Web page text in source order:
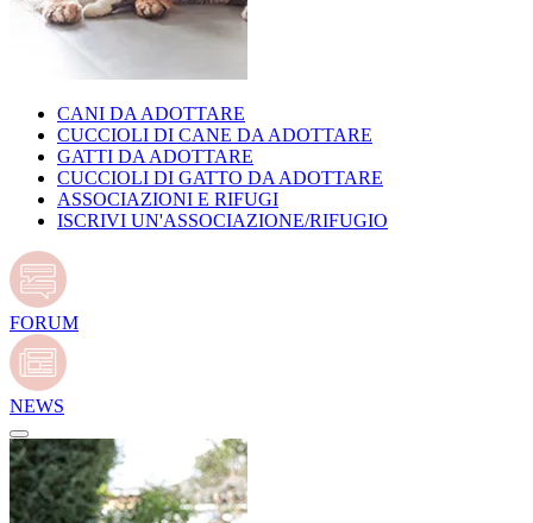
CANI DA ADOTTARE
CUCCIOLI DI CANE DA ADOTTARE
GATTI DA ADOTTARE
CUCCIOLI DI GATTO DA ADOTTARE
ASSOCIAZIONI E RIFUGI
ISCRIVI UN'ASSOCIAZIONE/RIFUGIO
FORUM
NEWS